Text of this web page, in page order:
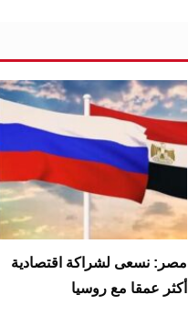
مصر: نسعى لشراكة اقتصادية
أكثر عمقا مع روسيا